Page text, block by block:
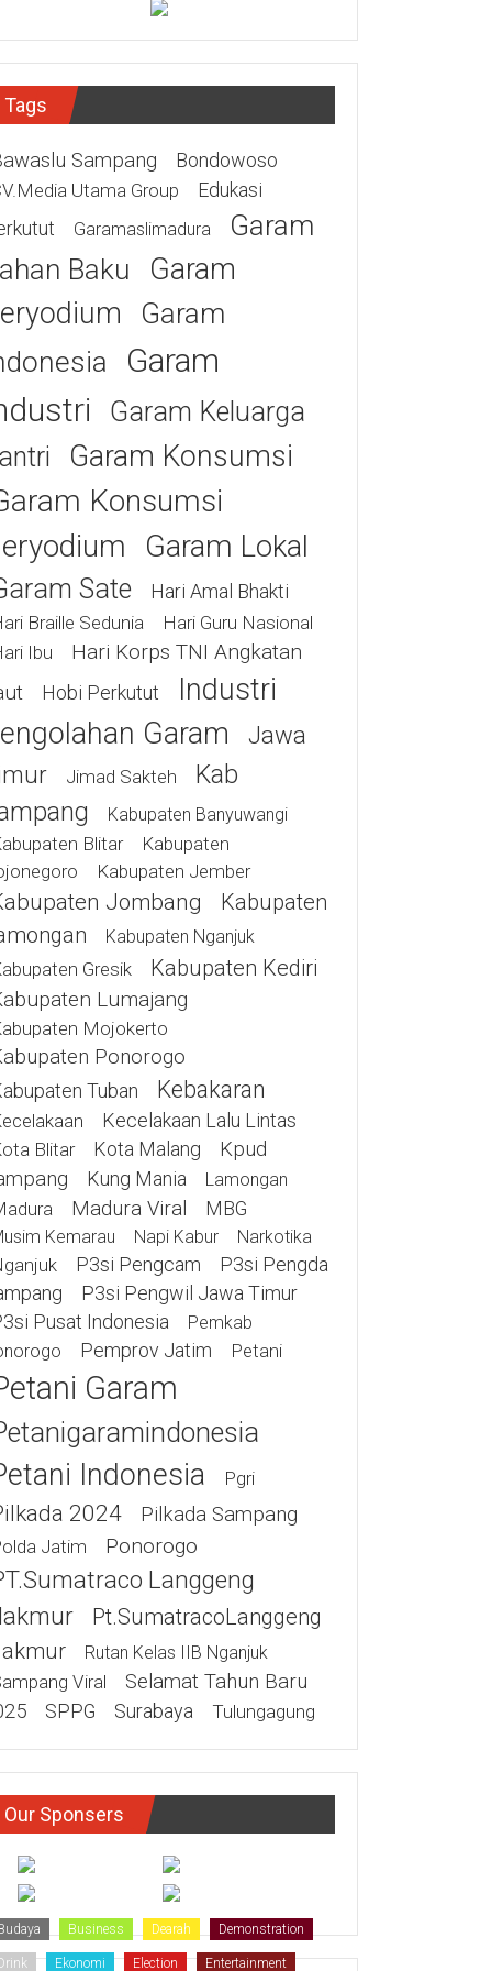
Tags
Sampang Bondowoso
Utama Group
Edukasi
Garamaslimadura
Garam
Baku
Garam
Garam
Garam
Garam Keluarga
Garam Konsumsi
Konsumsi
Garam Lokal
Sate Hari Amal Bhakti
Braille Sedunia
Hari Guru Nasional
Ibu
Hari Korps TNI Angkatan
Hobi Perkutut
Industri
Garam
Jawa
Jimad Sakteh
Kab
Kabupaten Banyuwangi
Blitar
Kabupaten
Kabupaten Jember
Jombang
Kabupaten
Kabupaten Nganjuk
Gresik Kabupaten Kediri
Lumajang
Mojokerto
Ponorogo
Tuban Kebakaran
Kecelakaan Lalu Lintas
Blitar Kota Malang
Kpud
Kung Mania Lamongan
Madura Viral MBG
Kemarau Napi Kabur Narkotika
P3si Pengcam
P3si Pengda
P3si Pengwil Jawa Timur
Pusat Indonesia
Pemkab
Pemprov Jatim Petani
Garam
Indonesia Pgri
2024 Pilkada Sampang
Jatim Ponorogo
Langgeng
Pt.SumatracoLanggeng
Rutan Kelas IIB Nganjuk
Viral
Selamat Tahun Baru
SPPG Surabaya Tulungagung
Our Sponsers
Business Dearah Demonstration
Drink Ekonomi Election Entertainment